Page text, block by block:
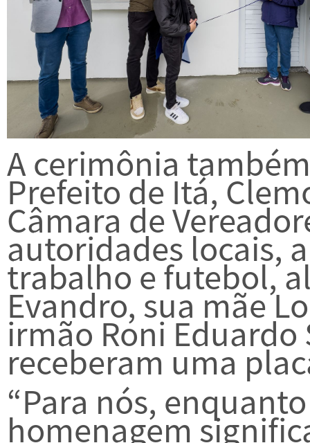
A cerimônia
Prefeito de Itá,
Câmara de
autoridades locais,
trabalho e futebol,
Evandro, sua mãe
irmão Roni
receberam uma
“Para nós,
homenagem